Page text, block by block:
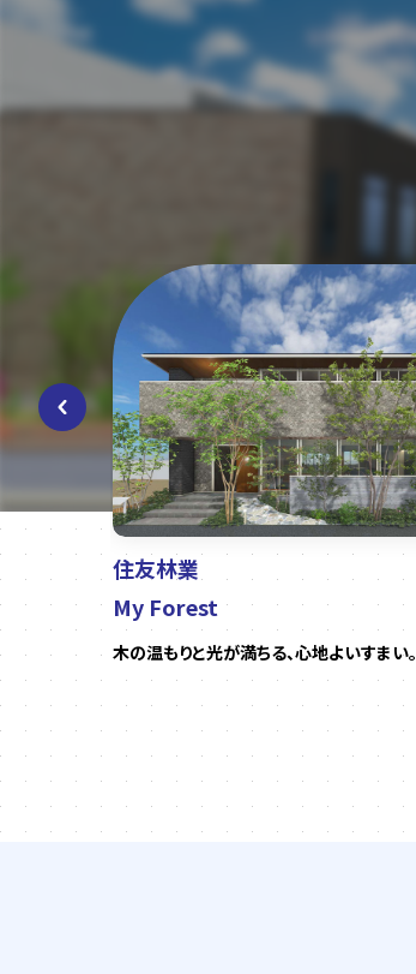
住友林業
My Forest
木の温もりと光が満ちる、心地よいすまい。